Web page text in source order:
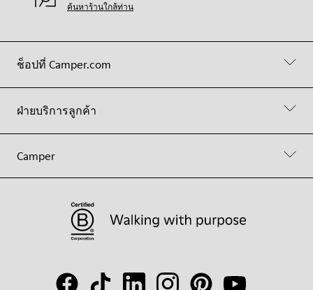
ช็อปที่ Camper.com
ฝ่ายบริการลูกค้า
Camper
ค้นหาร้านใกล้ท่าน